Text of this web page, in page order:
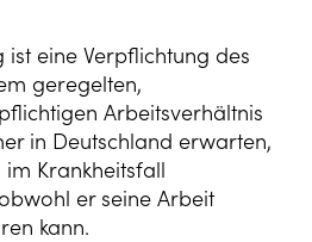
eine Verpflichtung des
geregelten,
Arbeitsverhältnis
in Deutschland erwarten,
im Krankheitsfall
er seine Arbeit
kann.